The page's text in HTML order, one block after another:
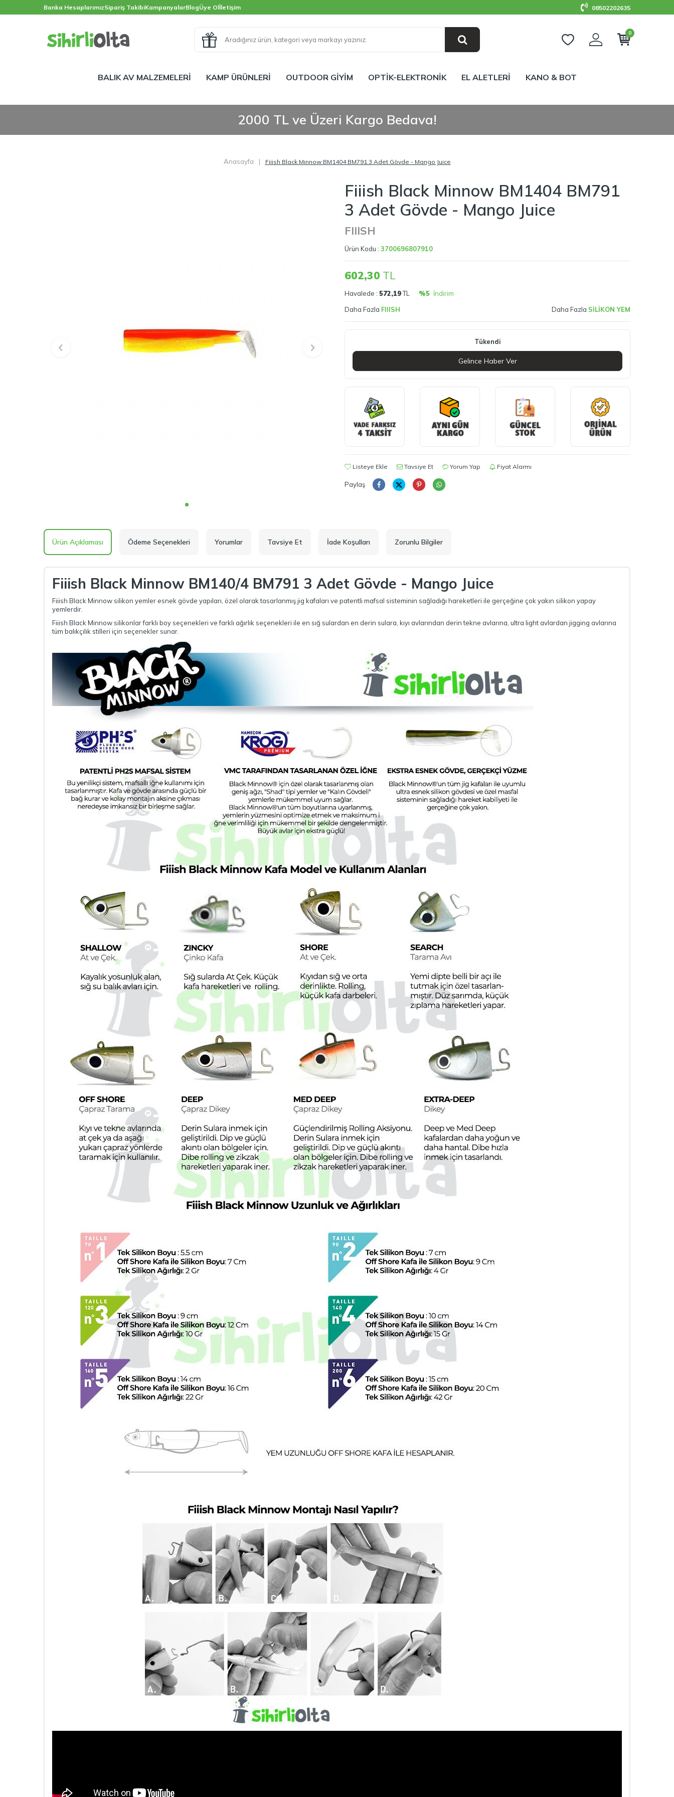
Banka HesaplarımızSipariş TakibiKampanyalarBlogÜye Olİletişim 08502202635
0
BALIK AV MALZEMELERİ KAMP ÜRÜNLERİ OUTDOOR GİYİM OPTİK-ELEKTRONİK EL ALETLERİ KANO & BOT
2000 TL ve Üzeri Kargo Bedava!
Anasayfa | Fiiish Black Minnow BM1404 BM791 3 Adet Gövde - Mango Juice
Fiiish Black Minnow BM1404 BM791
3 Adet Gövde - Mango Juice
FIIISH
Ürün Kodu : 3700696807910
602,30 TL
Havalede : 572,19TL %5 İndirim
Daha Fazla FIIISH Daha Fazla SİLİKON YEM
Tükendi
Gelince Haber Ver
Listeye Ekle Tavsiye Et Yorum Yap Fiyat Alarmı
Paylaş
Ürün Açıklaması Ödeme Seçenekleri Yorumlar Tavsiye Et İade Koşulları Zorunlu Bilgiler
Fiiish Black Minnow BM140/4 BM791 3 Adet Gövde - Mango Juice
Fiiish Black Minnow silikon yemler esnek gövde yapıları, özel olarak tasarlanmış jig kafaları ve patentli mafsal sisteminin sağladığı hareketleri ile gerçeğine çok yakın silikon yapay
yemlerdir.
Fiiish Black Minnow silikonlar farklı boy seçenekleri ve farklı ağırlık seçenekleri ile en sığ sulardan en derin sulara, kıyı avlarından derin tekne avlarına, ultra light avlardan jigging avlarına
tüm balıkçılık stilleri için seçenekler sunar.